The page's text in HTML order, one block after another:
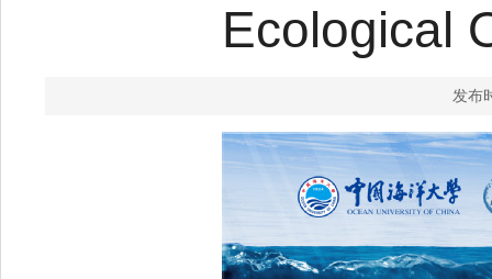
Ecological
发布